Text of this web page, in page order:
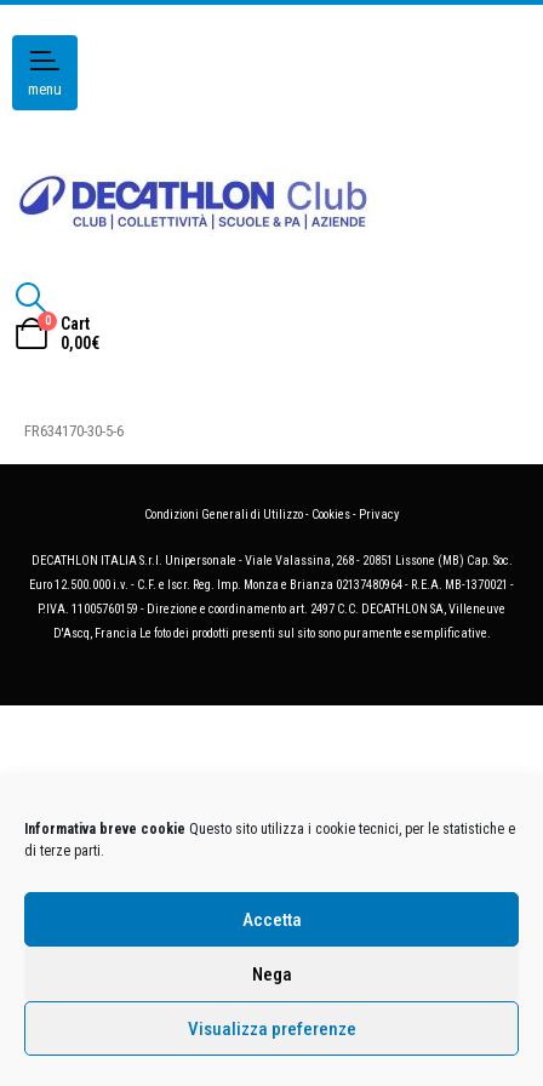
Informativa breve cookie Questo sito utilizza i cookie tecnici, per le statistiche e
di terze parti.
Accetta
Nega
Visualizza preferenze
menu
0
Cart
0,00€
FR634170-30-5-6
Condizioni Generali di Utilizzo- Cookies- Privacy
DECATHLON ITALIA S.r.l. Unipersonale - Viale Valassina, 268 - 20851 Lissone (MB) Cap. Soc.
Euro 12.500.000 i.v. - C.F. e Iscr. Reg. Imp. Monza e Brianza 02137480964 - R.E.A. MB-1370021 -
P.IVA. 11005760159 - Direzione e coordinamento art. 2497 C.C. DECATHLON SA, Villeneuve
D'Ascq, Francia Le foto dei prodotti presenti sul sito sono puramente esemplificative.